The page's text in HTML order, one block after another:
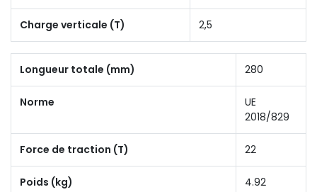
Charge verticale (T) 2,5
Longueur totale (mm) 280
Norme
UE
2018/829
Force de traction (T) 22
Poids (kg) 4.92